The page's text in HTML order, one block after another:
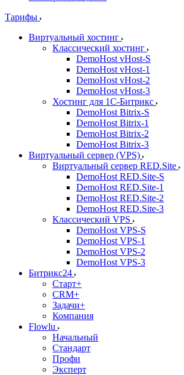
Тарифы
Виртуальный хостинг
Классический хостинг
DemoHost vHost-S
DemoHost vHost-1
DemoHost vHost-2
DemoHost vHost-3
Хостинг для 1С-Битрикс
DemoHost Bitrix-S
DemoHost Bitrix-1
DemoHost Bitrix-2
DemoHost Bitrix-3
Виртуальный сервер (VPS)
Виртуальный сервер RED.Site
DemoHost RED.Site-S
DemoHost RED.Site-1
DemoHost RED.Site-2
DemoHost RED.Site-3
Классический VPS
DemoHost VPS-S
DemoHost VPS-1
DemoHost VPS-2
DemoHost VPS-3
Битрикс24
Старт+
CRM+
Задачи+
Компания
Flowlu
Начальный
Стандарт
Профи
Эксперт